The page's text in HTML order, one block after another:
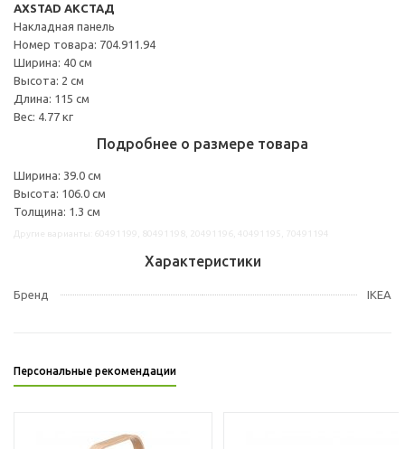
AXSTAD АКСТАД
Накладная панель
Номер товара: 704.911.94
Ширина: 40 см
Высота: 2 см
Длина: 115 см
Вес: 4.77 кг
Подробнее о размере товара
Ширина: 39.0 см
Высота: 106.0 см
Толщина: 1.3 см
Характеристики
Бренд IKEA
Персональные рекомендации